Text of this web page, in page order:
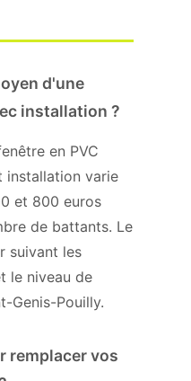
d'une
installation ?
en PVC
installation varie
et 800 euros
de battants. Le
suivant les
le niveau de
Genis-Pouilly.
remplacer vos